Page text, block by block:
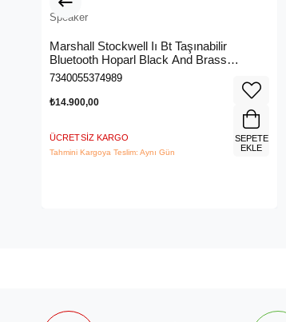
Speaker
Marshall Stockwell Iı Bt Taşınabilir
Bluetooth Hoparl Black And Brass
Zd.1005544
7340055374989
₺14.900,00
ÜCRETSIZ KARGO
Tahmini Kargoya Teslim: Aynı Gün
SEPETE
EKLE